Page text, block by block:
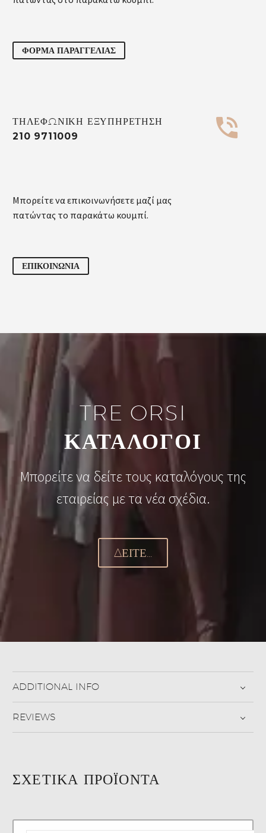
ΦΟΡΜΑ ΠΑΡΑΓΓΕΛΙΑΣ


ΤΗΛΕΦΩΝΙΚΗ ΕΞΥΠΗΡΕΤΗΣΗ
210 9711009
Μπορείτε να επικοινωνήσετε μαζί μας
πατώντας το παρακάτω κουμπί.
ΕΠΙΚΟΙΝΩΝΙΑ
TRE ORSI
ΚΑΤΑΛΟΓΟΙ
Μπορείτε να δείτε τους καταλόγους της
εταιρείας με τα νέα σχέδια.
ΔΕΊΤΕ...
ADDITIONAL INFO
REVIEWS
ΣΧΕΤΙΚΆ ΠΡΟΪΌΝΤΑ